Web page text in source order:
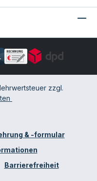
zzgl.
& -formular
Barrierefreiheit